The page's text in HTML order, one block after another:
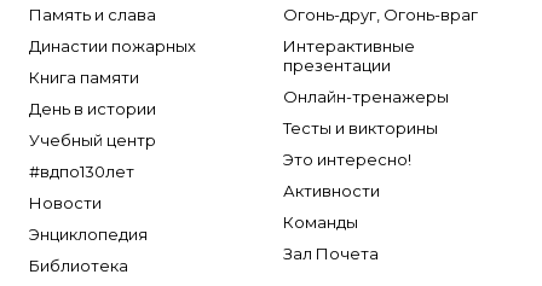
Память и слава
Династии пожарных
Книга памяти
День в истории
Учебный центр
#вдпо130лет
Новости
Энциклопедия
Библиотека
Огонь-друг, Огонь-враг
Интерактивные
презентации
Онлайн-тренажеры
Тесты и викторины
Это интересно!
Активности
Команды
Зал Почета